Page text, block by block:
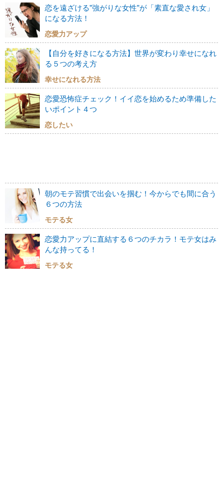
恋を遠ざける”強がりな女性”が「素直な愛され女」
になる方法！
恋愛力アップ
【自分を好きになる方法】世界が変わり幸せになれ
る５つの考え方
幸せになれる方法
恋愛恐怖症チェック！イイ恋を始めるため準備した
いポイント４つ
恋したい
朝のモテ習慣で出会いを掴む！今からでも間に合う
６つの方法
モテる女
恋愛力アップに直結する６つのチカラ！モテ女はみ
んな持ってる！
モテる女